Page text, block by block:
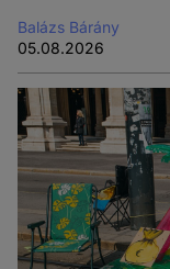
Balázs Bárány
05.08.2026